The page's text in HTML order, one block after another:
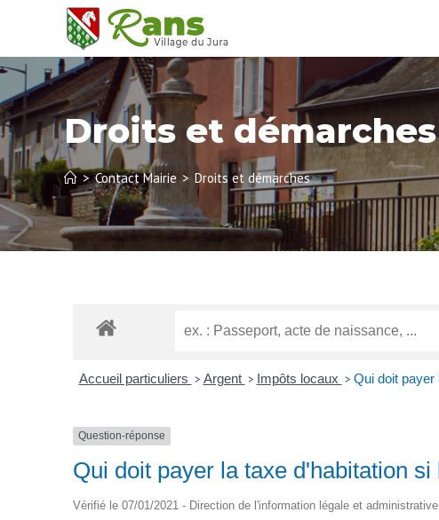
Droits et démarches
> Contact Mairie > Droits et démarches
Accueil particuliers > Argent > Impôts locaux > Qui doit payer
Question-réponse
Qui doit payer la taxe d'habitation
Vérifié le 07/01/2021 - Direction de l'information légale et